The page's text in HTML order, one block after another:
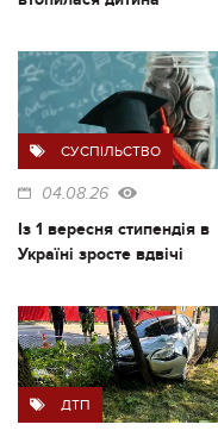
СУСПІЛЬСТВО
04.08.26
Із 1 вересня стипендія в
Україні зросте вдвічі
ДТП